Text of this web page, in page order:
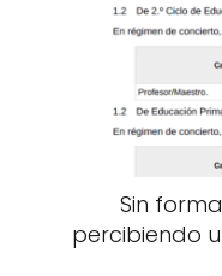
Sin
percibiendo